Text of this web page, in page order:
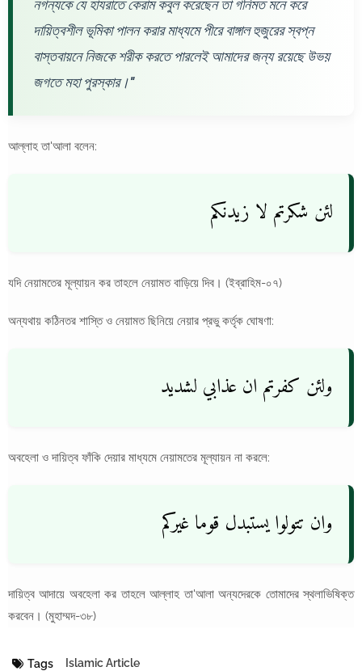
নগন্যকে যে হাযরাতে কেরাম কবুল করেছেন তা গনিমত মনে করে
দায়িত্বশীল ভূমিকা পালন করার মাধ্যমে পীরে বাঙ্গাল হুজুরের স্বপ্ন
বাস্তবায়নে নিজকে শরীক করতে পারলেই আমাদের জন্য রয়েছে উভয়
জগতে মহা পুরস্কার।"
আল্লাহ তা'আলা বলেন:
لئن شكرتم لا زيدنكم
যদি নেয়ামতের মূল্যায়ন কর তাহলে নেয়ামত বাড়িয়ে দিব। (ইব্রাহিম-০৭)
অন্যথায় কঠিনতর শাস্তি ও নেয়ামত ছিনিয়ে নেয়ার প্রভু কর্তৃক ঘোষণা:
ولئن كفرتم ان عذابي لشديد
অবহেলা ও দায়িত্ব ফাঁকি দেয়ার মাধ্যমে নেয়ামতের মূল্যায়ন না করলে:
وان تتولوا يستبدل قوما غيركم
দায়িত্ব আদায়ে অবহেলা কর তাহলে আল্লাহ তা'আলা অন্যদেরকে তোমাদের স্থলাভিষিক্ত
করবেন। (মুহাম্মদ-৩৮)
Tags Islamic Article